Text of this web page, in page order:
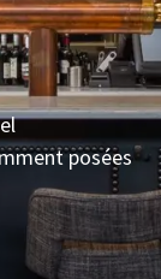
posées